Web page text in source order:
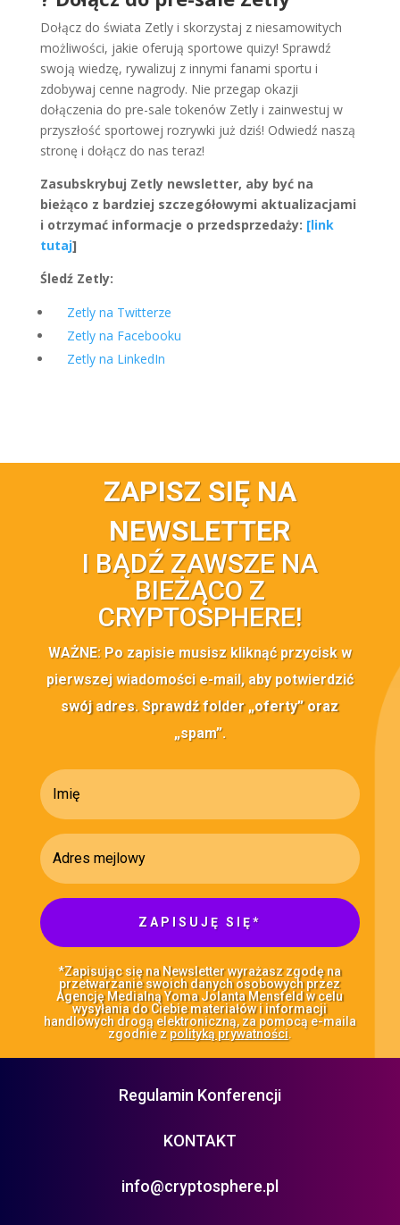
Dołącz do świata Zetly i skorzystaj z niesamowitych
możliwości, jakie oferują sportowe quizy! Sprawdź
swoją wiedzę, rywalizuj z innymi fanami sportu i
zdobywaj cenne nagrody. Nie przegap okazji
dołączenia do pre-sale tokenów Zetly i zainwestuj w
przyszłość sportowej rozrywki już dziś! Odwiedź naszą
stronę i dołącz do nas teraz!
Zasubskrybuj Zetly newsletter, aby być na
bieżąco z bardziej szczegółowymi aktualizacjami
i otrzymać informacje o przedsprzedaży: [link
tutaj]
Śledź Zetly:
Zetly na Twitterze
Zetly na Facebooku
Zetly na LinkedIn
ZAPISZ SIĘ NA
NEWSLETTER
I BĄDŹ ZAWSZE NA
BIEŻĄCO Z
CRYPTOSPHERE!
WAŻNE: Po zapisie musisz kliknąć przycisk w
pierwszej wiadomości e-mail, aby potwierdzić
swój adres. Sprawdź folder „oferty” oraz
„spam”.
ZAPISUJĘ SIĘ*
*Zapisując się na Newsletter wyrażasz zgodę na
przetwarzanie swoich danych osobowych przez
Agencję Medialną Yoma Jolanta Mensfeld w celu
wysyłania do Ciebie materiałów i informacji
handlowych drogą elektroniczną, za pomocą e-maila
zgodnie z polityką prywatności.
Regulamin Konferencji
KONTAKT
info@cryptosphere.pl